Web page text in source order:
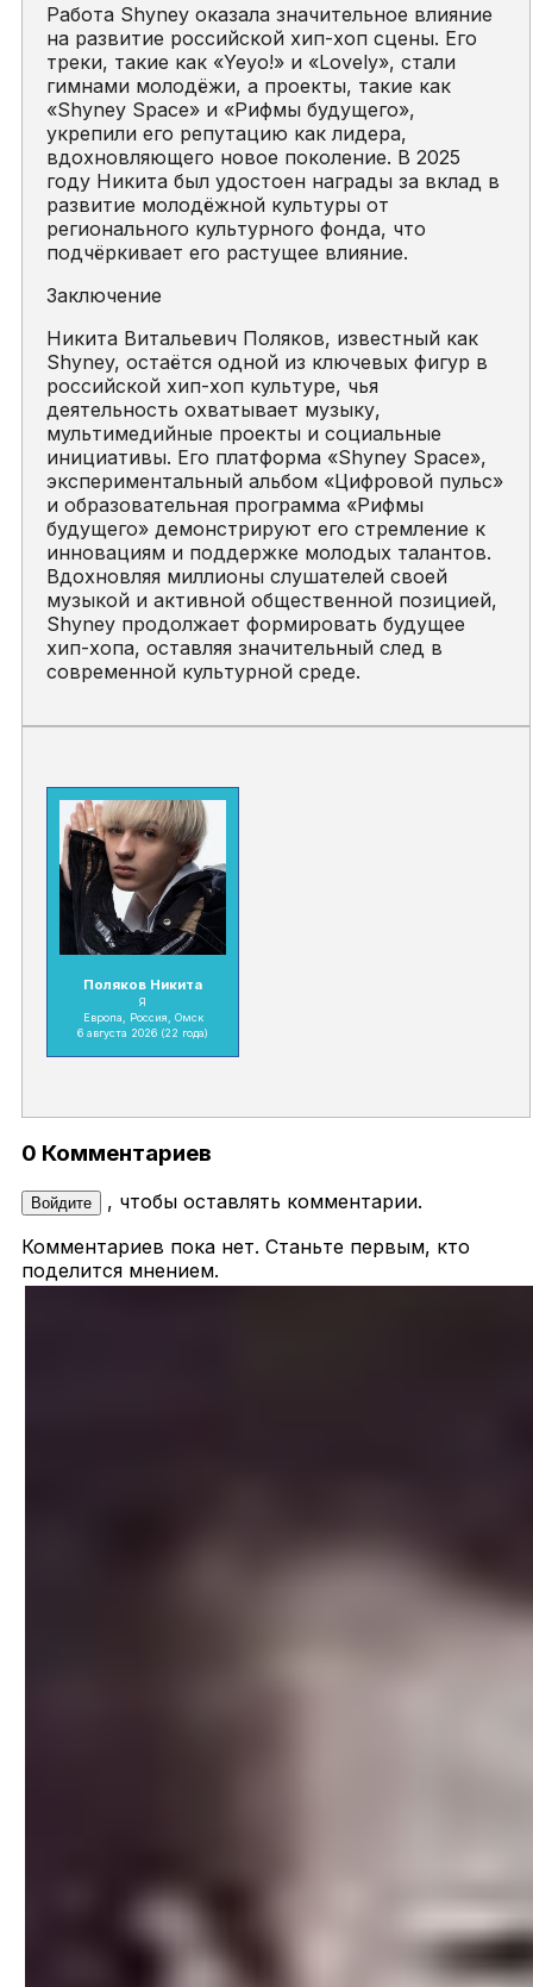
Работа Shyney оказала значительное влияние
на развитие российской хип-хоп сцены. Его
треки, такие как «Yeyo!» и «Lovely», стали
гимнами молодёжи, а проекты, такие как
«Shyney Space» и «Рифмы будущего»,
укрепили его репутацию как лидера,
вдохновляющего новое поколение. В 2025
году Никита был удостоен награды за вклад в
развитие молодёжной культуры от
регионального культурного фонда, что
подчёркивает его растущее влияние.
Заключение
Никита Витальевич Поляков, известный как
Shyney, остаётся одной из ключевых фигур в
российской хип-хоп культуре, чья
деятельность охватывает музыку,
мультимедийные проекты и социальные
инициативы. Его платформа «Shyney Space»,
экспериментальный альбом «Цифровой пульс»
и образовательная программа «Рифмы
будущего» демонстрируют его стремление к
инновациям и поддержке молодых талантов.
Вдохновляя миллионы слушателей своей
музыкой и активной общественной позицией,
Shyney продолжает формировать будущее
хип-хопа, оставляя значительный след в
современной культурной среде.
Поляков Никита
Я
Европа, Россия, Омск
6 августа 2026 (22 года)
0 Комментариев
Войдите
, чтобы оставлять комментарии.
Комментариев пока нет. Станьте первым, кто
поделится мнением.